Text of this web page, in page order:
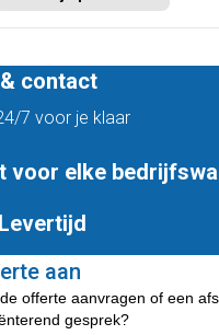
contact
7 voor je klaar
voor elke
aan
offerte aanvragen of een
gesprek?